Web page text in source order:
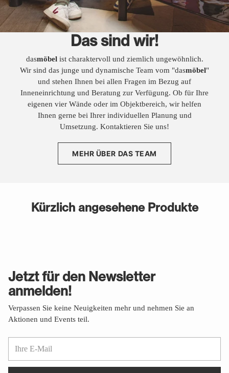
Das sind wir!
dasmöbelist charaktervoll und ziemlich ungewöhnlich.
Wir sind das junge und dynamische Team vom "dasmöbel"
und stehen Ihnen bei allen Fragen im Bezug auf
Inneneinrichtung und Beratung zur Verfügung. Ob für Ihre
eigenen vier Wände oder im Objektbereich, wir helfen
Ihnen gerne bei Ihrer individuellen Planung und
Umsetzung. Kontaktieren Sie uns!
MEHR ÜBER DAS TEAM
Kürzlich angesehene Produkte
Jetzt für den Newsletter
anmelden!
Verpassen Sie keine Neuigkeiten mehr und nehmen Sie an
Aktionen und Events teil.